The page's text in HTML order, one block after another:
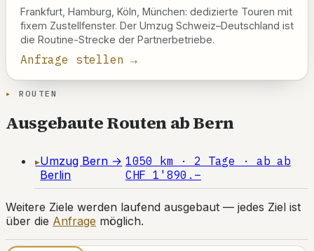
Frankfurt, Hamburg, Köln, München: dedizierte Touren mit
fixem Zustellfenster. Der Umzug Schweiz–Deutschland ist
die Routine-Strecke der Partnerbetriebe.
Anfrage stellen →
ROUTEN
Ausgebaute Routen ab Bern
Umzug Bern →
Berlin
1050 km · 2 Tage · ab ab
CHF 1'890.–
Weitere Ziele werden laufend ausgebaut — jedes Ziel ist
über die Anfrage möglich.